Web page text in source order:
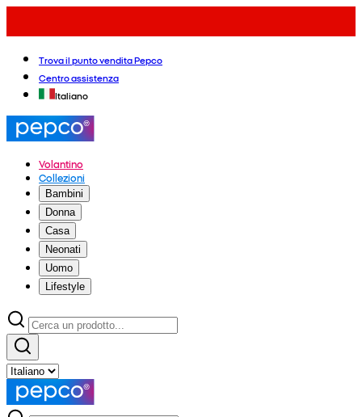
Trova il punto vendita Pepco
Centro assistenza
Italiano
Volantino
Collezioni
Bambini
Donna
Casa
Neonati
Uomo
Lifestyle